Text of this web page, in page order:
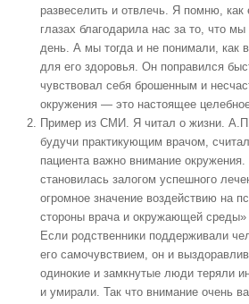
развеселить и отвлечь. Я помню,
глазах благодарила нас за то, что
день. А мы тогда и не понимали, как
для его здоровья. Он поправился
чувствовал себя брошенным и
окружения — это настоящее
Пример из СМИ. Я читал о жизни.
будучи практикующим врачом,
пациента важно внимание
становилась залогом успешного
огромное значение воздействию на
стороны врача и окружающей
Если родственники поддерживали
его самочувствием, он и
одинокие и замкнутые люди теряли
и умирали. Так что внимание очень